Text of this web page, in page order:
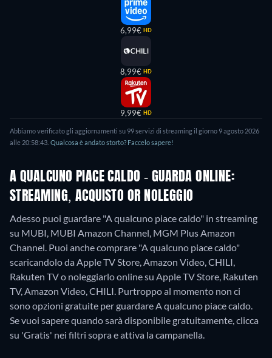
6,99€ HD
8,99€ HD
9,99€ HD
Abbiamo verificato gli aggiornamenti su 99servizi di streaming il giorno 9 agosto 2026
alle 20:58:43 Qualcosa è andato storto? Faccelo sapere!
A QUALCUNO PIACE CALDO - GUARDA ONLINE:
STREAMING, ACQUISTO OR NOLEGGIO
Adesso puoi guardare "A qualcuno piace caldo" in streaming
su MUBI, MUBI Amazon Channel, MGM Plus Amazon
Channel. Puoi anche comprare "A qualcuno piace caldo"
scaricandolo da Apple TV Store, Amazon Video, CHILI,
Rakuten TV o noleggiarlo online su Apple TV Store, Rakuten
TV, Amazon Video, CHILI. Purtroppo al momento non ci
sono opzioni gratuite per guardare A qualcuno piace caldo.
Se vuoi sapere quando sarà disponibile gratuitamente, clicca
su 'Gratis' nei filtri sopra e attiva la campanella.